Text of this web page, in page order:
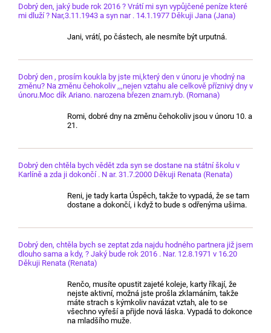
Dobrý den, jaký bude rok 2016 ? Vrátí mi syn vypůjčené peníze které
mi dluží ? Nar,3.11.1943 a syn nar . 14.1.1977 Děkuji Jana (Jana)
Jani, vrátí, po částech, ale nesmíte být urputná.
Dobrý den , prosím koukla by jste mi,který den v únoru je vhodný na
změnu? Na změnu čehokoliv ,,,nejen vztahu ale celkově příznivý dny v
únoru.Moc dík Ariano. narozena březen znam.ryb. (Romana)
Romi, dobré dny na změnu čehokoliv jsou v únoru 10. a
21.
Dobrý den chtěla bych vědět zda syn se dostane na státní školu v
Karlíně a zda ji dokončí . N ar. 31.7.2000 Děkuji Renata (Renata)
Reni, je tady karta Úspěch, takže to vypadá, že se tam
dostane a dokončí, i když to bude s odřenýma ušima.
Dobrý den, chtěla bych se zeptat zda najdu hodného partnera již jsem
dlouho sama a kdy, ? Jaký bude rok 2016 . Nar. 12.8.1971 v 16.20
Děkuji Renata (Renata)
Renčo, musíte opustit zajeté koleje, karty říkají, že
nejste aktivní, možná jste prošla zklamáním, takže
máte strach s kýmkoliv navázat vztah, ale to se
všechno vyřeší a přijde nová láska. Vypadá to dokonce
na mladšího muže.